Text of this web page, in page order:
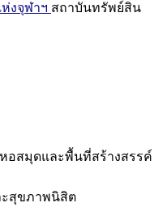
งจุฬาฯ สถาบันทรัพย์สิน
หอสมุดและพื้นที่สร้างสรรค์
สุขภาพนิสิต